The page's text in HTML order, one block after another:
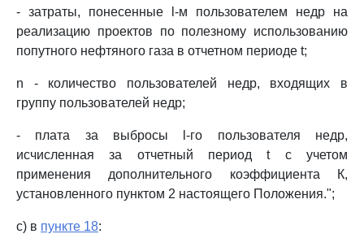
- затраты, понесенные l-м пользователем недр на
реализацию проектов по полезному использованию
попутного нефтяного газа в отчетном периоде t;
n - количество пользователей недр, входящих в
группу пользователей недр;
- плата за выбросы l-го пользователя недр,
исчисленная за отчетный период t с учетом
применения дополнительного коэффициента К,
установленного пунктом 2 настоящего Положения.";
с) в пункте 18: